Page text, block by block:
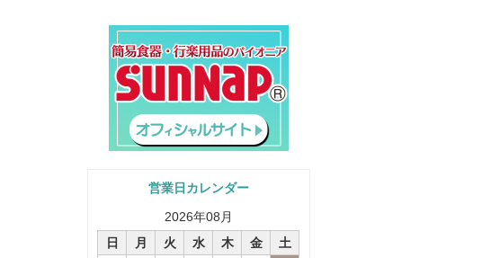
営業日カレンダー
2026年08 月
日
月 火 水 木 金
土